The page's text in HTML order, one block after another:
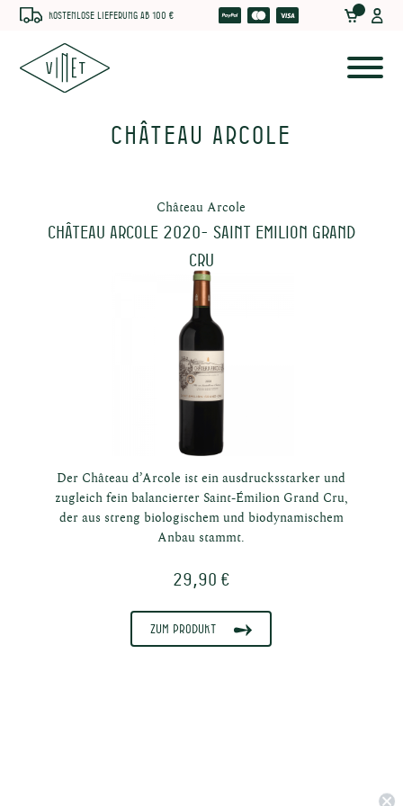
Kostenlose Lieferung ab 100 €
Château Arcole
Château Arcole
Château Arcole 2020- Saint Emilion Grand
Cru
Der Château d’Arcole ist ein ausdrucksstarker und
zugleich fein balancierter Saint-Émilion Grand Cru,
der aus streng biologischem und biodynamischem
Anbau stammt.
29,90 €
Zum Produkt